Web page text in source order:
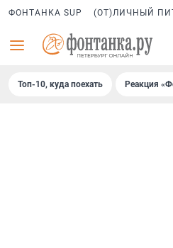
ФОНТАНКА SUP (ОТ)ЛИЧНЫЙ
Топ-10, куда поехать Реакция